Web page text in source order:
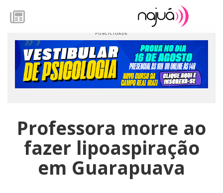
Professora morre ao
fazer lipoaspiração
em Guarapuava